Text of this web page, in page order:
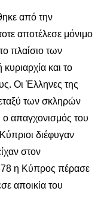
από την
αποτέλεσε μόνιμο
πλαίσιο των
και το
Οι Έλληνες της
των σκληρών
απαγχονισμός του
διέφυγαν
στον
η Κύπρος πέρασε
αποικία του